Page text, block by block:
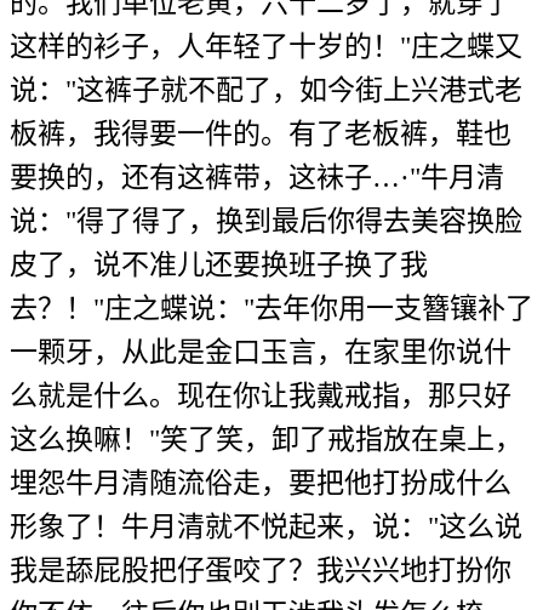
这样的衫子，人年轻了十岁的！"庄之蝶又
说："这裤子就不配了，如今街上兴港式老
板裤，我得要一件的。有了老板裤，鞋也
要换的，还有这裤带，这袜子…·"牛月清
说："得了得了，换到最后你得去美容换脸
皮了，说不准儿还要换班子换了我
去？！"庄之蝶说："去年你用一支簪镶补了
一颗牙，从此是金口玉言，在家里你说什
么就是什么。现在你让我戴戒指，那只好
这么换嘛！"笑了笑，卸了戒指放在桌上，
埋怨牛月清随流俗走，要把他打扮成什么
形象了！牛月清就不悦起来，说："这么说
我是舔屁股把仔蛋咬了？我兴兴地打扮你